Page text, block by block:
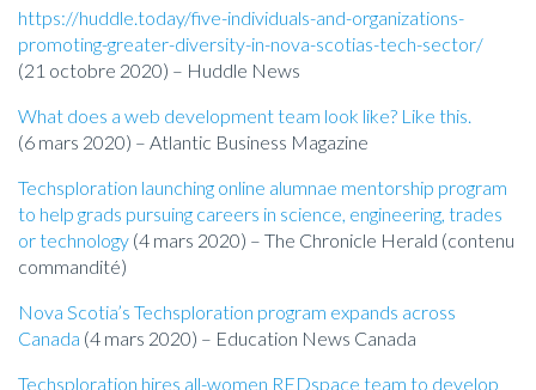
https://huddle.today/five-individuals-and-organizations-
promoting-greater-diversity-in-nova-scotias-tech-sector/
(21 octobre 2020) – Huddle News
What does a web development team look like? Like this.
(6 mars 2020) – Atlantic Business Magazine
Techsploration launching online alumnae mentorship program
to help grads pursuing careers in science, engineering, trades
or technology (4 mars 2020) – The Chronicle Herald (contenu
commandité)
Nova Scotia’s Techsploration program expands across
Canada (4 mars 2020) – Education News Canada
Techsploration hires all-women REDspace team to develop